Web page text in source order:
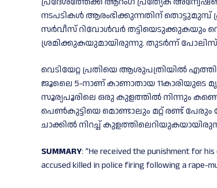
നടപടികള്‍ ആരംഭിക്കുന്നതിന്
സര്‍വീസ് റിവോള്‍വര്‍ തട്ടിയെടുക്കുകയും
ശ്രമിക്കുകയുമായിരുന്നു. തുടര്‍ന്ന് പോലിസ്
വെടിയേറ്റ പ്രതിയെ ആശുപത്രിയില്‍
ജൂലൈ 5-നാണ് കാണാതായ 11കാരിയുടെ
സൂര്യപൂരിലെ ഒരു കുളത്തില്‍ നിന്നും
പെണ്‍കുട്ടിയെ മൊണ്ടാലും മറ്റ് രണ്ട്
ചാക്കില്‍ നിറച്ച്‌
SUMMARY: “He received the punishment for
accused killed in police firing following a rape-